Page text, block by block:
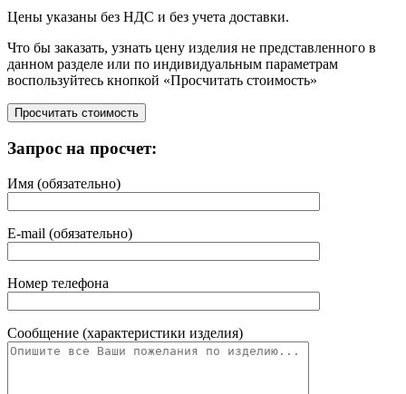
Цены указаны без НДС и без учета доставки.
Что бы заказать, узнать цену изделия не представленного в
данном разделе или по индивидуальным параметрам
воспользуйтесь кнопкой «Просчитать стоимость»
Запрос на просчет:
Имя (обязательно)
E-mail (обязательно)
Номер телефона
Сообщение (характеристики изделия)